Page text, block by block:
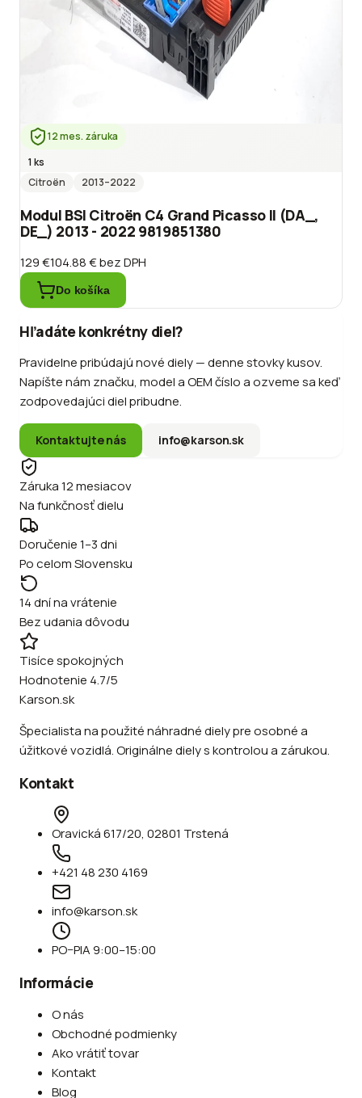
12 mes. záruka
1 ks
Citroën
2013–2022
Modul BSI Citroën C4 Grand Picasso II (DA_,
DE_) 2013 - 2022 9819851380
129 €104.88 €bez DPH
Do košíka
Hľadáte konkrétny diel?
Pravidelne pribúdajú nové diely — denne stovky kusov.
Napíšte nám značku, model a OEM číslo a ozveme sa keď
zodpovedajúci diel pribudne.
Kontaktujte nás info@karson.sk
Záruka 12 mesiacov
Na funkčnosť dielu
Doručenie 1–3 dni
Po celom Slovensku
14 dní na vrátenie
Bez udania dôvodu
Tisíce spokojných
Hodnotenie 4.7/5
Karson.sk
Špecialista na použité náhradné diely pre osobné a
úžitkové vozidlá. Originálne diely s kontrolou a zárukou.
Kontakt
Oravická 617/20, 02801 Trstená
+421 48 230 4169
info@karson.sk
PO–PIA 9:00–15:00
Informácie
O nás
Obchodné podmienky
Ako vrátiť tovar
Kontakt
Blog